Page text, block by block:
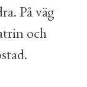
På väg
och